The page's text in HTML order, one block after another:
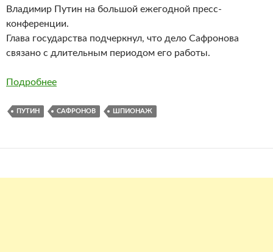
Владимир Путин на большой ежегодной пресс-
конференции.
Глава государства подчеркнул, что дело Сафронова
связано с длительным периодом его работы.
Подробнее
ПУТИН САФРОНОВ ШПИОНАЖ